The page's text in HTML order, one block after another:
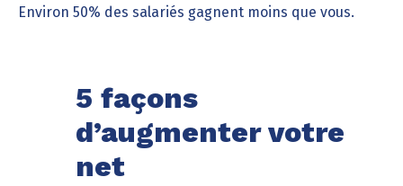
Environ 50% des salariés gagnent moins que vous.
5 façons
d’augmenter votre
net